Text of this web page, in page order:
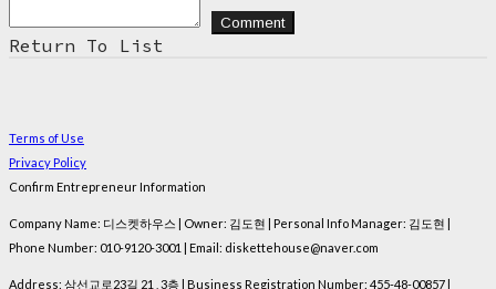
Comment
Return To List
Terms of Use
Privacy Policy
Confirm Entrepreneur Information
Company Name: 디스켓하우스 | Owner: 김도현 | Personal Info Manager: 김도현 |
Phone Number: 010-9120-3001 | Email: diskettehouse@naver.com
Address: 삼선교로23길 21 , 3층 | Business Registration Number: 455-48-00857